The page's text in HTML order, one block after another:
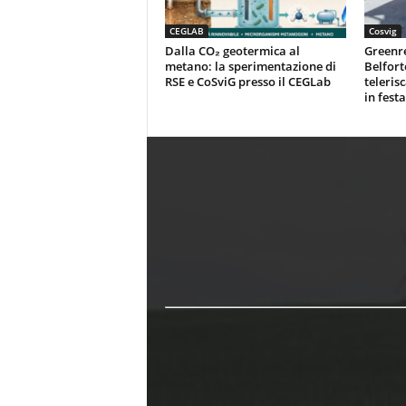
CEGLAB
Dalla CO₂ geotermica al
metano: la sperimentazione di
RSE e CoSviG presso il CEGLab
Cosvig
in